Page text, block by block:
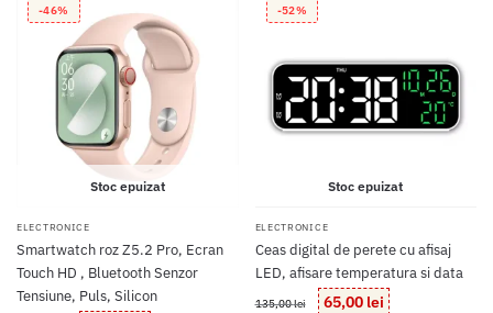
-46%
Stoc epuizat
ELECTRONICE
Smartwatch roz Z5.2 Pro, Ecran
Touch HD , Bluetooth Senzor
Tensiune, Puls, Silicon
-52%
Stoc epuizat
ELECTRONICE
Ceas digital de perete cu afisaj
LED, afisare temperatura si data
135,00lei
Prețul
65,00 lei Prețul